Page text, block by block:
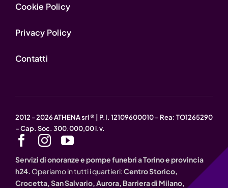
Cookie Policy
Privacy Policy
Contatti
2012 - 2026 ATHENA srl ® | P.I. 12109600010 – Rea: TO1265290
– Cap. Soc. 300.000,00 i.v.
Servizi di onoranze e pompe funebri a Torino e provincia
h24. Operiamo in tutti i quartieri:Centro Storico,
Crocetta, San Salvario, Aurora, Barriera di Milano,